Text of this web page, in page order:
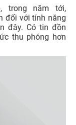
trong năm tới,
đối với tính năng
đây. Có tin đồn
thu phóng hơn